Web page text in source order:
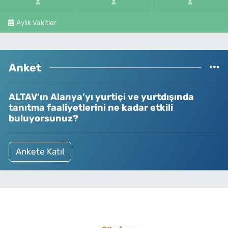
Aylık Vakitler
Anket
ALTAV’ın Alanya’yı yurtiçi ve yurtdışında
tanıtma faaliyetlerini ne kadar etkili
buluyorsunuz?
Ankete Katıl